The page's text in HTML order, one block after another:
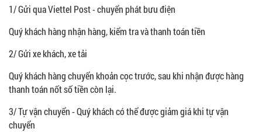
1/ Gửi qua Viettel Post - chuyển phát bưu điện
Quý khách hàng nhận hàng, kiểm tra và thanh toán tiền
2/ Gửi xe khách, xe tải
Quý khách hàng chuyển khoản cọc trước, sau khi nhận được hàng
thanh toán nốt số tiền còn lại.
3/ Tự vận chuyển - Quý khách có thể được giảm giá khi tự vận
chuyển